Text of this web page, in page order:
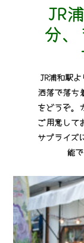
JR
分
JR浦和駅
洒落で落ち
をどうぞ。
ご用意して
サプライズ
能